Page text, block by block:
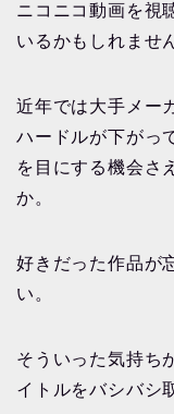
ニコニコ動画を視
いるかもしれませ
近年では大手メー
ハードルが下がっ
を目にする機会さ
か。
好きだった作品が
い。
そういった気持ち
イトルをバシバシ